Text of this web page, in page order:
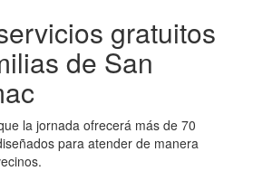
gratuitos
de San
la jornada ofrecerá más de 70
para atender de manera